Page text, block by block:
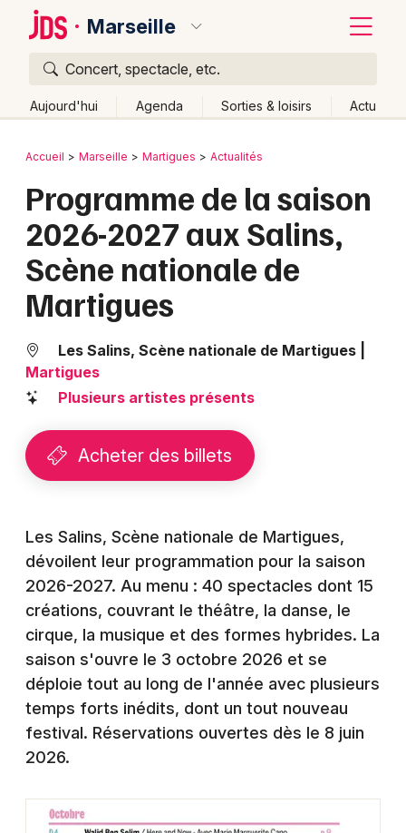
Marseille
Concert, spectacle, etc.
Aujourd'hui Agenda Sorties & loisirs Actu
Publier un événement
Grands événements
Activité & Expérience
Manifestations
Foires & salons
Spectacles
Concerts
Sports
Sorties famille
Expos
Sorties & loisirs
Actualités dans les Bouches du Rhône
Bordeaux
Colmar
Lille
Lyon
Marseille
Mulhouse
Nantes
Strasbourg
Toulouse
Toutes les villes
Retour
Accueil Marseille Martigues Actualités
Programme de la saison
2026-2027 aux Salins,
Scène nationale de
Martigues
Les Salins, Scène nationale de Martigues
Martigues
Plusieurs artistes présents
Acheter des billets
Les Salins, Scène nationale de Martigues,
dévoilent leur programmation pour la saison
2026-2027. Au menu : 40 spectacles dont 15
créations, couvrant le théâtre, la danse, le
cirque, la musique et des formes hybrides. La
saison s'ouvre le 3 octobre 2026 et se
déploie tout au long de l'année avec plusieurs
temps forts inédits, dont un tout nouveau
festival. Réservations ouvertes dès le 8 juin
2026.
Quoi ?
Où ?
Provence-Alpes-Côte-d'Azur
Partout
Près de moi
Changer de lieu
Quand ?
Effacer les dates
Aujourd'hui